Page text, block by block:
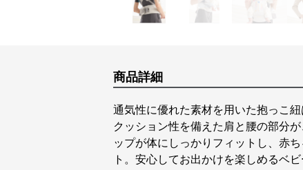
商品詳細
通気性に優れた素材を用いた抱っこ
クッション性を備えた肩と腰の部分
ップが体にしっかりフィットし、赤
ト。安心してお出かけを楽しめるベビ